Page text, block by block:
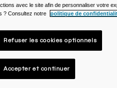
avec le site afin de personnaliser votre
? Consultez notre
politique de
Refuser les cookies optionnels
Accepter et continuer